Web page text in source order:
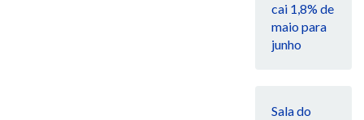
cai 1,8% de
maio para
junho
Sala do